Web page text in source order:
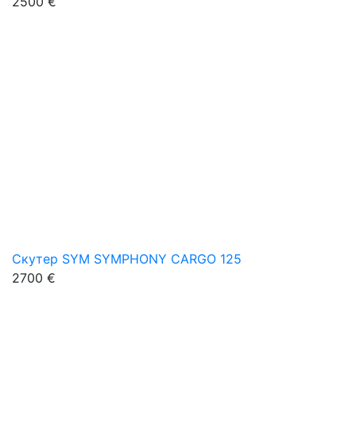
Скутер SYM SYMPHONY CARGO 125
2700 €